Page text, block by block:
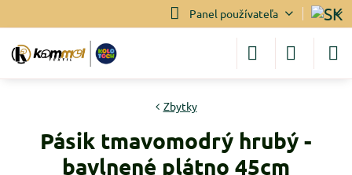
Panel používateľa
Zbytky
Pásik tmavomodrý hrubý -
bavlnené plátno 45cm